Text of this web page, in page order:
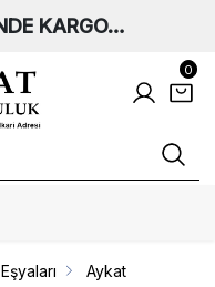
KARGO…
0
Aykat